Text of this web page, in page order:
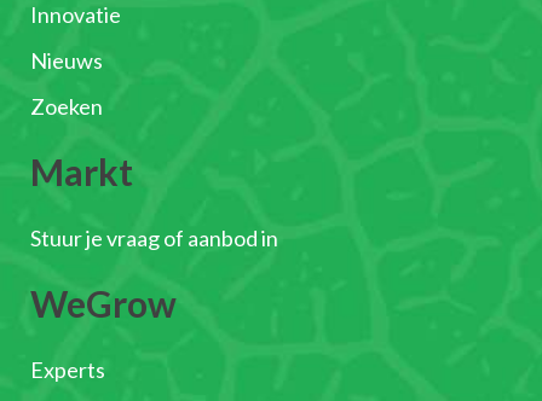
Innovatie
Nieuws
Zoeken
Markt
Stuur je vraag of aanbod in
WeGrow
Experts